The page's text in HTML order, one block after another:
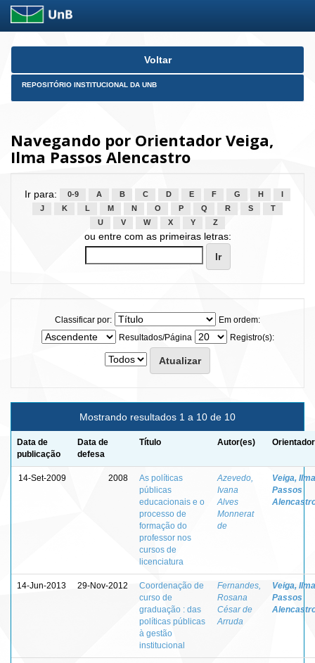
Skip
Voltar
REPOSITÓRIO INSTITUCIONAL DA UNB
Navegando por Orientador Veiga,
Ilma Passos Alencastro
Ir para: 0-9 A B C D E F G H
J
K L M N O P Q R S
T
U
V W X Y Z
ou entre com as primeiras letras:
Classificar por:
Em ordem:
Resultados/Página
Registro(s):
Mostrando resultados 1 a 10 de 10
Data de
publicação
Data de
defesa
Título Autor(es)
14-Set-2009 2008
As políticas
públicas
educacionais e o
processo de
formação do
professor nos
cursos de
licenciatura
Azevedo,
Ivana
Alves
Monnerat
de
Veiga, Ilma
Passos
14-Jun-2013 29-Nov-2012
Coordenação de
curso de
graduação : das
políticas públicas
à gestão
institucional
Fernandes,
Rosana
César de
Arruda
Veiga, Ilma
Passos